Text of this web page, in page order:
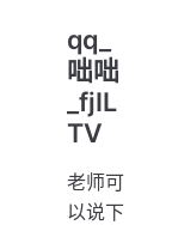
qq_
咄咄
_fjIL
TV
老师可
以说下